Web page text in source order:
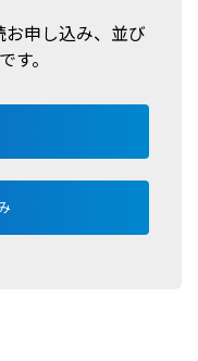
申し込み、並び
す。